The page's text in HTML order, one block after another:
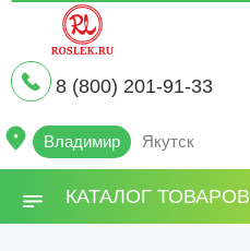
8 (800) 201-91-33
Владимир Якутск
КАТАЛОГ ТОВАРОВ